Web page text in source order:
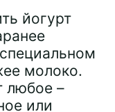
йогурт
молоко.
любое –
или